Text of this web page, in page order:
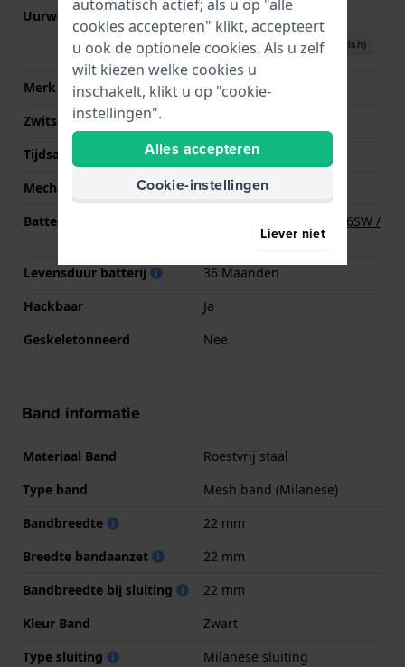
Uurwerk nr. Bekijk specificaties
Download handboek (English)
Merk uurwerk
Seiko
Zwitsers uurwerk
Tijdsaanduiding
Analoog
Mechanisme
Quartz
Batterij
Renata R377 377 / SR626SW /
SG4 Batterij
Levensduur batterij
36 Maanden
Hackbaar
Ja
Geskeletonneerd
Nee
Band informatie
Materiaal Band
Roestvrij staal
Type band
Mesh band (Milanese)
Bandbreedte
22 mm
Breedte bandaanzet
22 mm
Bandbreedte bij sluiting
22 mm
Kleur Band
Zwart
Type sluiting
Milanese sluiting
automatisch actief; als u op "alle
cookies accepteren" klikt, accepteert
u ook de optionele cookies. Als u zelf
wilt kiezen welke cookies u
inschakelt, klikt u op "cookie-
instellingen".
Alles accepteren
Cookie-instellingen
Liever niet